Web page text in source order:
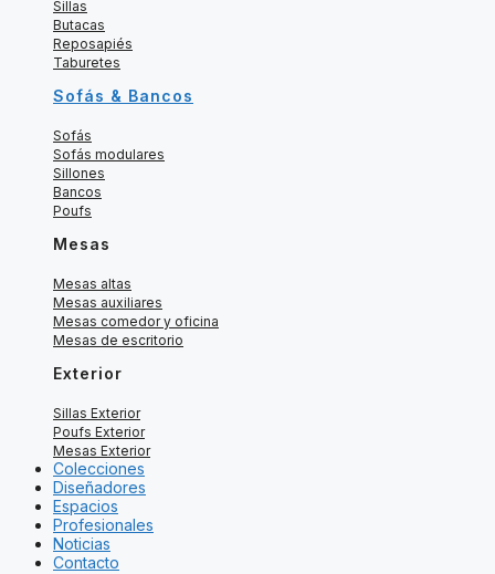
Sillas
Butacas
Reposapiés
Taburetes
Sofás & Bancos
Sofás
Sofás modulares
Sillones
Bancos
Poufs
Mesas
Mesas altas
Mesas auxiliares
Mesas comedor y oficina
Mesas de escritorio
Exterior
Sillas Exterior
Poufs Exterior
Mesas Exterior
Colecciones
Diseñadores
Espacios
Profesionales
Noticias
Contacto